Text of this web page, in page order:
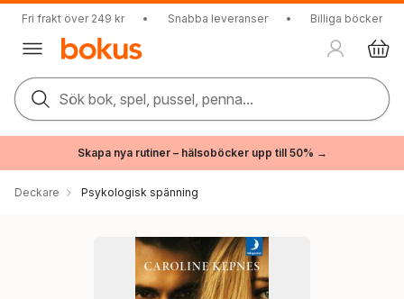
Fri frakt över 249 kr • Snabba leveranser • Billiga böcker
Sök bok, spel, pussel, penna...
Skapa nya rutiner – hälsoböcker upp till 50% →
Deckare Psykologisk spänning